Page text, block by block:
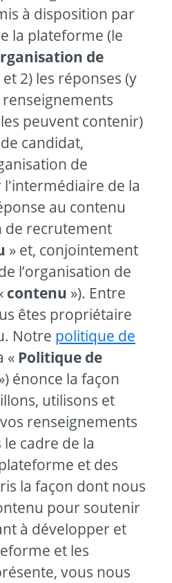
à disposition par
la plateforme (le
de
et 2) les réponses (y
peuvent contenir)
candidat,
de
de la
au contenu
de recrutement
» et, conjointement
l’organisation de
contenu »). Entre
êtes propriétaire
Notre politique de
« Politique de
énonce la façon
utilisons et
renseignements
cadre de la
et des
la façon dont nous
pour soutenir
à développer et
et les
vous nous